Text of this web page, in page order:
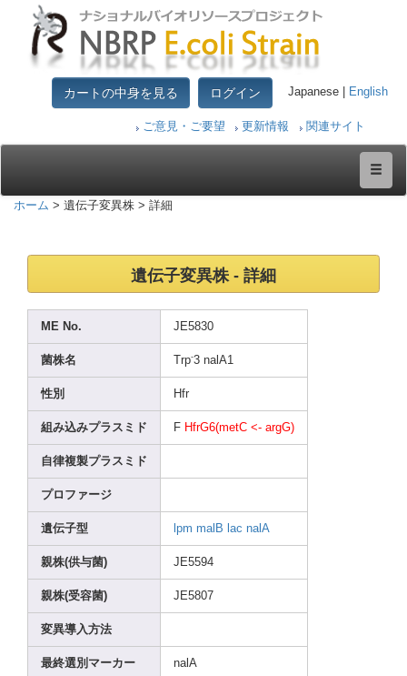
カートの中身を見る ログイン Japanese | English
ご意見・ご要望 更新情報 関連サイト
ホーム > 遺伝子変異株 > 詳細
遺伝子変異株 - 詳細
ME No. JE5830
菌株名 Trp-3 nalA1
性別 Hfr
組み込みプラスミド F HfrG6(metC <- argG)
自律複製プラスミド
プロファージ
遺伝子型 lpm malB lac nalA
親株(供与菌) JE5594
親株(受容菌) JE5807
変異導入方法
最終選別マーカー nalA